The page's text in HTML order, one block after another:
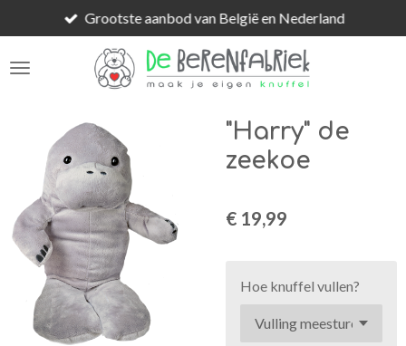
direct
naar
Grootste aanbod van België en Nederland
"Harry" de
zeekoe
€ 19,99
Hoe knuffel vullen?